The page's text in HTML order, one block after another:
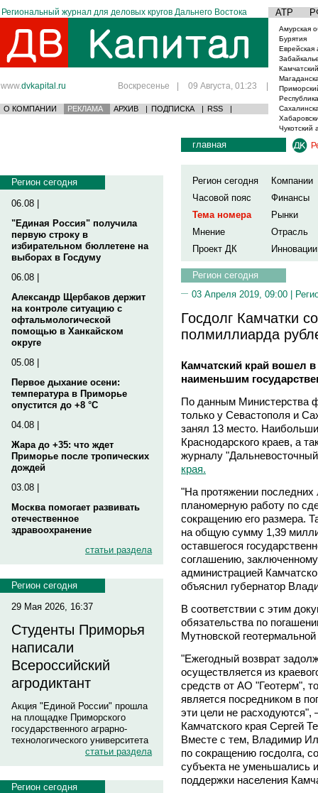
Региональный журнал для деловых кругов Дальнего Востока АТР
www.dvkapital.ru Воскресенье | 09 Августа, 01:23 |
О КОМПАНИИ РЕКЛАМА АРХИВ | ПОДПИСКА | RSS |
Амурская
Бурятия
Еврейская
Чукотский
Регион сегодня
06.08 |
"Единая Россия" получила
первую строку в
избирательном бюллетене на
выборах в Госдуму
06.08 |
Александр Щербаков держит
на контроле ситуацию с
офтальмологической
помощью в Ханкайском
округе
05.08 |
Первое дыхание осени:
температура в Приморье
опустится до +8 °C
04.08 |
Жара до +35: что ждет
Приморье после тропических
дождей
03.08 |
Москва помогает развивать
отечественное
здравоохранение
статьи раздела
Регион сегодня
29 Мая 2026, 16:37
Студенты Приморья
написали
Всероссийский
агродиктант
Акция "Единой России" прошла
на площадке Приморского
государственного аграрно-
технологического университета
статьи раздела
Регион сегодня
главная
Регион сегодня
Компании
Часовой пояс
Финансы
Тема номера
Рынки
Мнение
Отрасль
Проект ДК
Инновации
Регион сегодня
03 Апреля 2019, 09:00 |
Госдолг Камчатки
полмиллиарда
Камчатский край вошел
наименьшим
По данным Министерства
только у Севастополя и
занял 13 место.
Краснодарского краев, а
журналу
края.
"На протяжении последних
планомерную работу по
сокращению его размера.
на общую сумму 1,39
оставшегося
соглашению,
администрацией
объяснил губернатор
В соответствии с этим
обязательства по
Мутновской
"Ежегодный возврат
осуществляется из
средств от АО "Геотерм",
является посредником в
эти цели не расходуются",
Камчатского края Сергей
Вместе с тем, Владимир
по сокращению госдолга,
субъекта не уменьшались
поддержки населения